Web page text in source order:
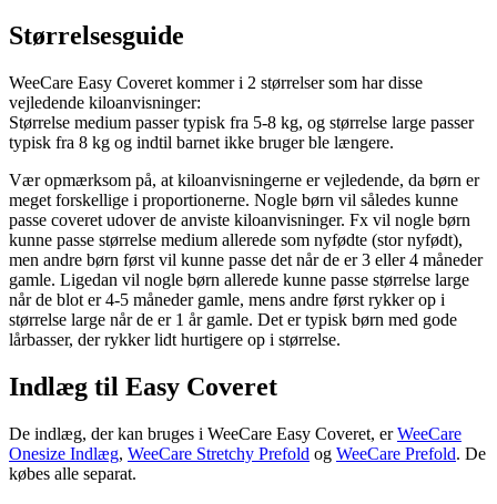
Størrelsesguide
WeeCare Easy Coveret kommer i 2 størrelser som har disse
vejledende kiloanvisninger:
Størrelse medium passer typisk fra 5-8 kg, og størrelse large passer
typisk fra 8 kg og indtil barnet ikke bruger ble længere.
Vær opmærksom på, at kiloanvisningerne er vejledende, da børn er
meget forskellige i proportionerne. Nogle børn vil således kunne
passe coveret udover de anviste kiloanvisninger. Fx vil nogle børn
kunne passe størrelse medium allerede som nyfødte (stor nyfødt),
men andre børn først vil kunne passe det når de er 3 eller 4 måneder
gamle. Ligedan vil nogle børn allerede kunne passe størrelse large
når de blot er 4-5 måneder gamle, mens andre først rykker op i
størrelse large når de er 1 år gamle. Det er typisk børn med gode
lårbasser, der rykker lidt hurtigere op i størrelse.
Indlæg til Easy Coveret
De indlæg, der kan bruges i WeeCare Easy Coveret, erWeeCare
Onesize Indlæg, WeeCare Stretchy Prefold og WeeCare Prefold. De
købes alle separat.